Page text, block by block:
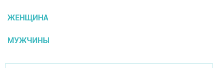
ЖЕНЩИНА
МУЖЧИНЫ